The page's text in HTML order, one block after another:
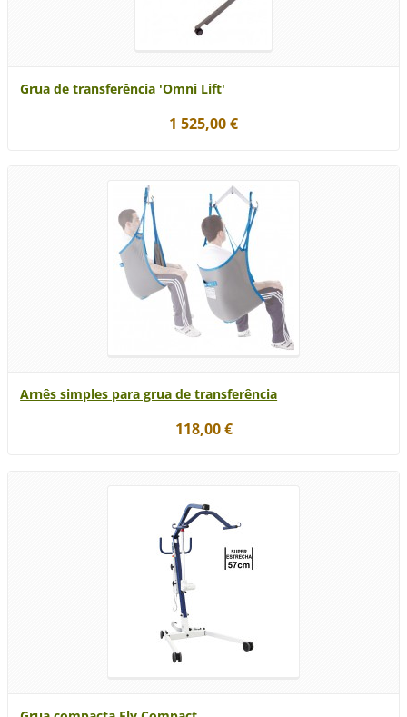
Grua de transferência 'Omni Lift'
1 525,00 €
Arnês simples para grua de transferência
118,00 €